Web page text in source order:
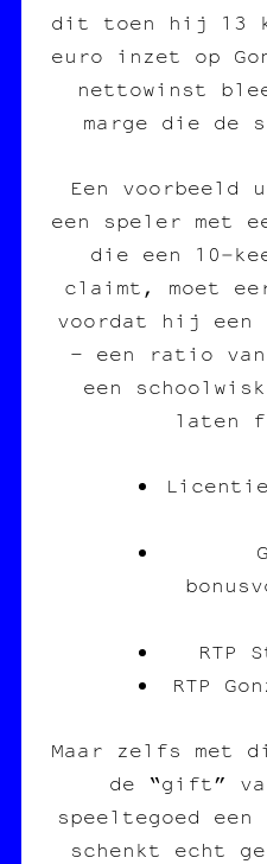
dit toen hij 13
euro inzet op
nettowinst
marge die de
Een
een speler met
die een
claimt, moet
voordat hij
– een ratio
een
laten
RTP
RTP
Maar zelfs
de “gift”
speeltegoed
schenkt echt